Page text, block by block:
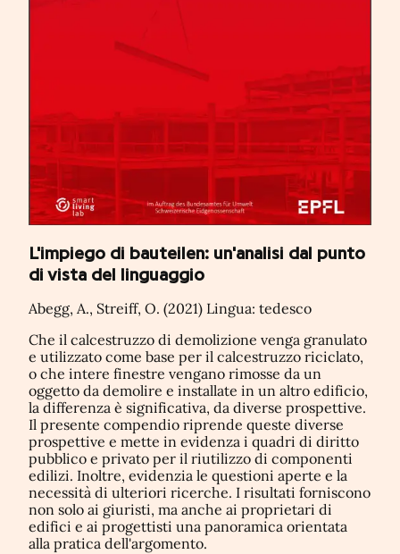
L'impiego di bauteilen: un'analisi dal punto
di vista del linguaggio
Abegg, A., Streiff, O. (2021) Lingua: tedesco
Che il calcestruzzo di demolizione venga granulato
e utilizzato come base per il calcestruzzo riciclato,
o che intere finestre vengano rimosse da un
oggetto da demolire e installate in un altro edificio,
la differenza è significativa, da diverse prospettive.
Il presente compendio riprende queste diverse
prospettive e mette in evidenza i quadri di diritto
pubblico e privato per il riutilizzo di componenti
edilizi. Inoltre, evidenzia le questioni aperte e la
necessità di ulteriori ricerche. I risultati forniscono
non solo ai giuristi, ma anche ai proprietari di
edifici e ai progettisti una panoramica orientata
alla pratica dell'argomento.